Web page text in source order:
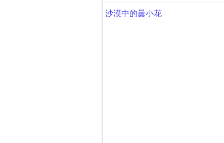
沙漠中的曇小花